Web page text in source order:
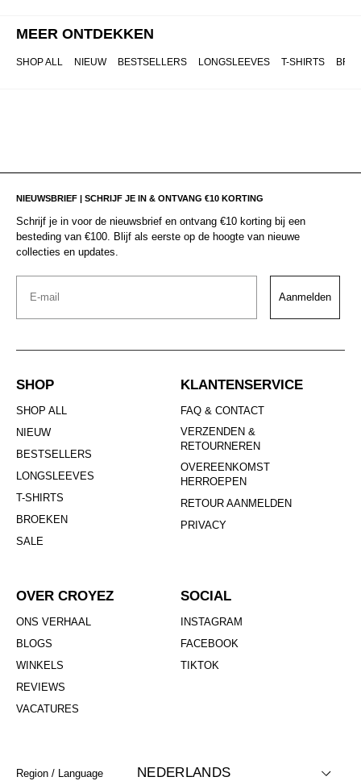
MEER ONTDEKKEN
SHOP ALL NIEUW BESTSELLERS LONGSLEEVES T-SHIRTS
NIEUWSBRIEF | SCHRIJF JE IN & ONTVANG €10 KORTING
Schrijf je in voor de nieuwsbrief en ontvang €10 korting bij een
besteding van €100. Blijf als eerste op de hoogte van nieuwe
collecties en updates.
Email
Aanmelden
SHOP
SHOP ALL
NIEUW
BESTSELLERS
LONGSLEEVES
T-SHIRTS
BROEKEN
SALE
KLANTENSERVICE
FAQ & CONTACT
VERZENDEN &
RETOURNEREN
OVEREENKOMST
HERROEPEN
RETOUR AANMELDEN
PRIVACY
OVER CROYEZ
ONS VERHAAL
BLOGS
WINKELS
REVIEWS
VACATURES
SOCIAL
INSTAGRAM
FACEBOOK
TIKTOK
Region / Language NEDERLANDS